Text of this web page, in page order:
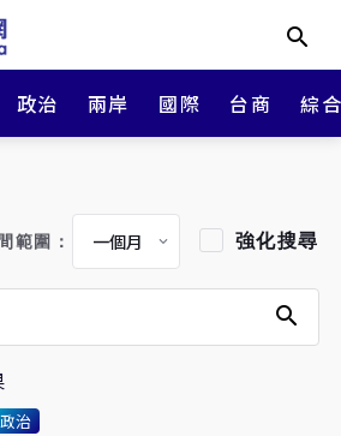
政治 兩岸 國際 台商 綜
範圍： 強化搜尋
政治